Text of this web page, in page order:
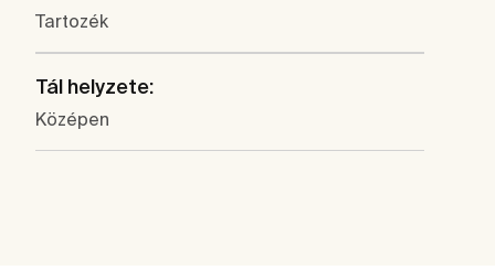
Tartozék
Tál helyzete:
Középen